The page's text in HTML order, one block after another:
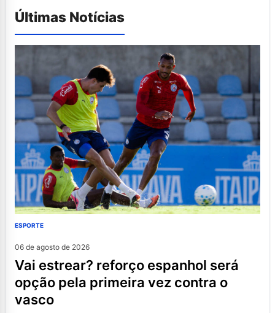
Últimas Notícias
ESPORTE
06 de agosto de 2026
vai estrear? reforço espanhol será
opção pela primeira vez contra o
vasco